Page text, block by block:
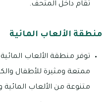
تقام داخل المتحف.
منطقة الألعاب المائية
توفر منطقة الألعاب
ممتعة ومثيرة للأطفال
متنوعة من الألعاب